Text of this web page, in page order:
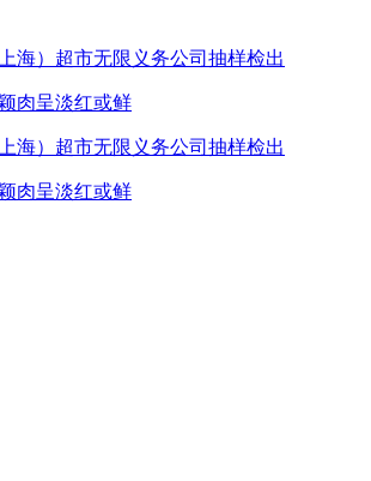
海）超市无限义务公司抽样检出
肉呈淡红或鲜
海）超市无限义务公司抽样检出
肉呈淡红或鲜